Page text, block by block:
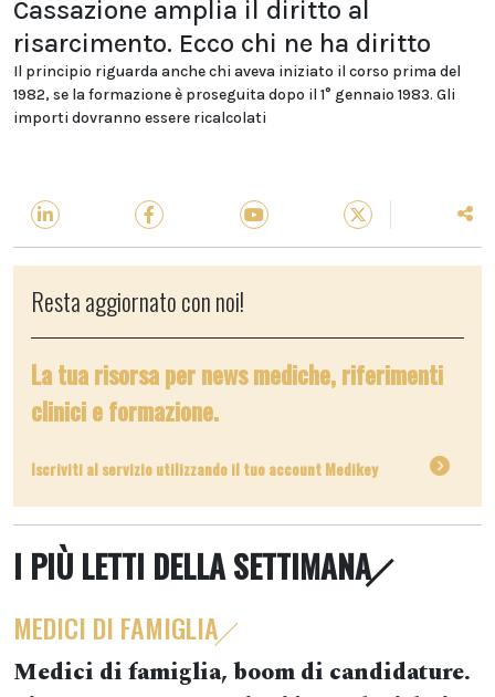
Cassazione amplia il diritto al
risarcimento. Ecco chi ne ha diritto
Il principio riguarda anche chi aveva iniziato il corso prima del
1982, se la formazione è proseguita dopo il 1° gennaio 1983. Gli
importi dovranno essere ricalcolati
Resta aggiornato con noi!
La tua risorsa per news mediche, riferimenti
clinici e formazione.
Iscriviti al servizio utilizzando il tuo account Medikey
I PIÙ LETTI DELLA SETTIMANA
MEDICI DI FAMIGLIA
Medici di famiglia, boom di candidature.